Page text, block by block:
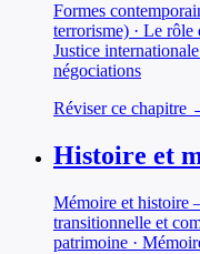
Formes
terrorisme) · Le
Justice
négociations
Réviser ce chapitre
Histoire et
Mémoire et histoire
transitionnelle et
patrimoine ·